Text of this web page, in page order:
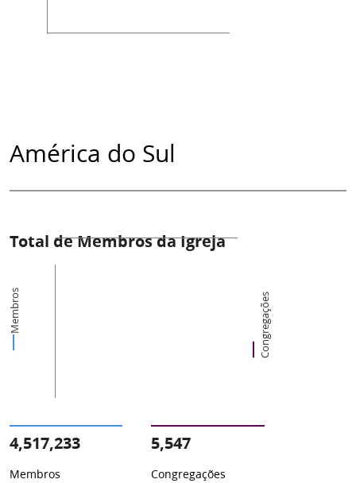
América do Sul
Total de Membros da Igreja
Membros Congregações
4,517,233
Membros
5,547
Congregações